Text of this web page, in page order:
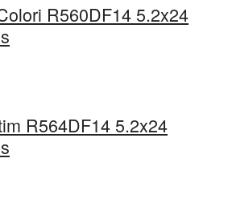
R560DF14 5.2x24
R564DF14 5.2x24